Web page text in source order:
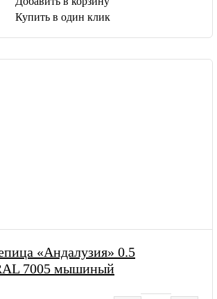
Купить в один клик
«Андалузия» 0.5
7005 мышиный